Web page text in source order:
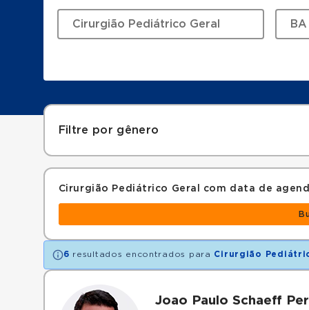
Filtre por gênero
Cirurgião Pediátrico Geral com data de
6 resultados encontrados para Cirurgião
Joao Paulo Schaeff